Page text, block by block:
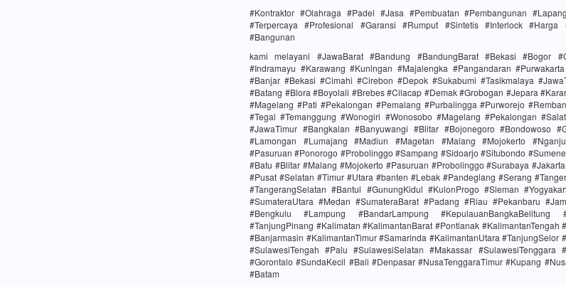
#Kontraktor #Olahraga #Padel #Jasa #Pembuatan #Pembangunan
#Terpercaya #Profesional #Garansi #Rumput #Sintetis #Interlock
#Bangunan
kami melayani #JawaBarat #Bandung #BandungBarat #Bekasi #Bogor
#Indramayu #Karawang #Kuningan #Majalengka #Pangandaran
#Banjar #Bekasi #Cimahi #Cirebon #Depok #Sukabumi #Tasikmalaya
#Batang #Blora #Boyolali #Brebes #Cilacap #Demak #Grobogan #Jepara
#Magelang #Pati #Pekalongan #Pemalang #Purbalingga #Purworejo
#Tegal #Temanggung #Wonogiri #Wonosobo #Magelang #Pekalongan
#JawaTimur #Bangkalan #Banyuwangi #Blitar #Bojonegoro #Bondowoso
#Lamongan #Lumajang #Madiun #Magetan #Malang #Mojokerto
#Pasuruan #Ponorogo #Probolinggo #Sampang #Sidoarjo #Situbondo
#Batu #Blitar #Malang #Mojokerto #Pasuruan #Probolinggo #Surabaya
#Pusat #Selatan #Timur #Utara #banten #Lebak #Pandeglang #Serang
#TangerangSelatan #Bantul #GunungKidul #KulonProgo #Sleman
#SumateraUtara #Medan #SumateraBarat #Padang #Riau #Pekanbaru
#Bengkulu #Lampung #BandarLampung #KepulauanBangkaBelitung
#TanjungPinang #Kalimatan #KalimantanBarat #Pontianak #KalimantanTengah
#Banjarmasin #KalimantanTimur #Samarinda #KalimantanUtara #TanjungSelor
#SulawesiTengah #Palu #SulawesiSelatan #Makassar #SulawesiTenggara
#Gorontalo #SundaKecil #Bali #Denpasar #NusaTenggaraTimur #Kupang
#Batam